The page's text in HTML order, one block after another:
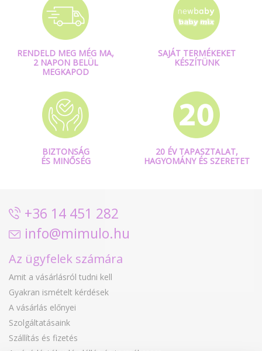
RENDELD MEG MÉG MA,
2 NAPON BELÜL
MEGKAPOD
SAJÁT TERMÉKEKET
KÉSZÍTÜNK
BIZTONSÁG
ÉS MINŐSÉG
20 ÉV TAPASZTALAT,
HAGYOMÁNY ÉS SZERETET
+36 14 451 282
info@mimulo.hu
Az ügyfelek számára
Amit a vásárlásról tudni kell
Gyakran ismételt kérdések
A vásárlás előnyei
Szolgáltatásaink
Szállítás és fizetés